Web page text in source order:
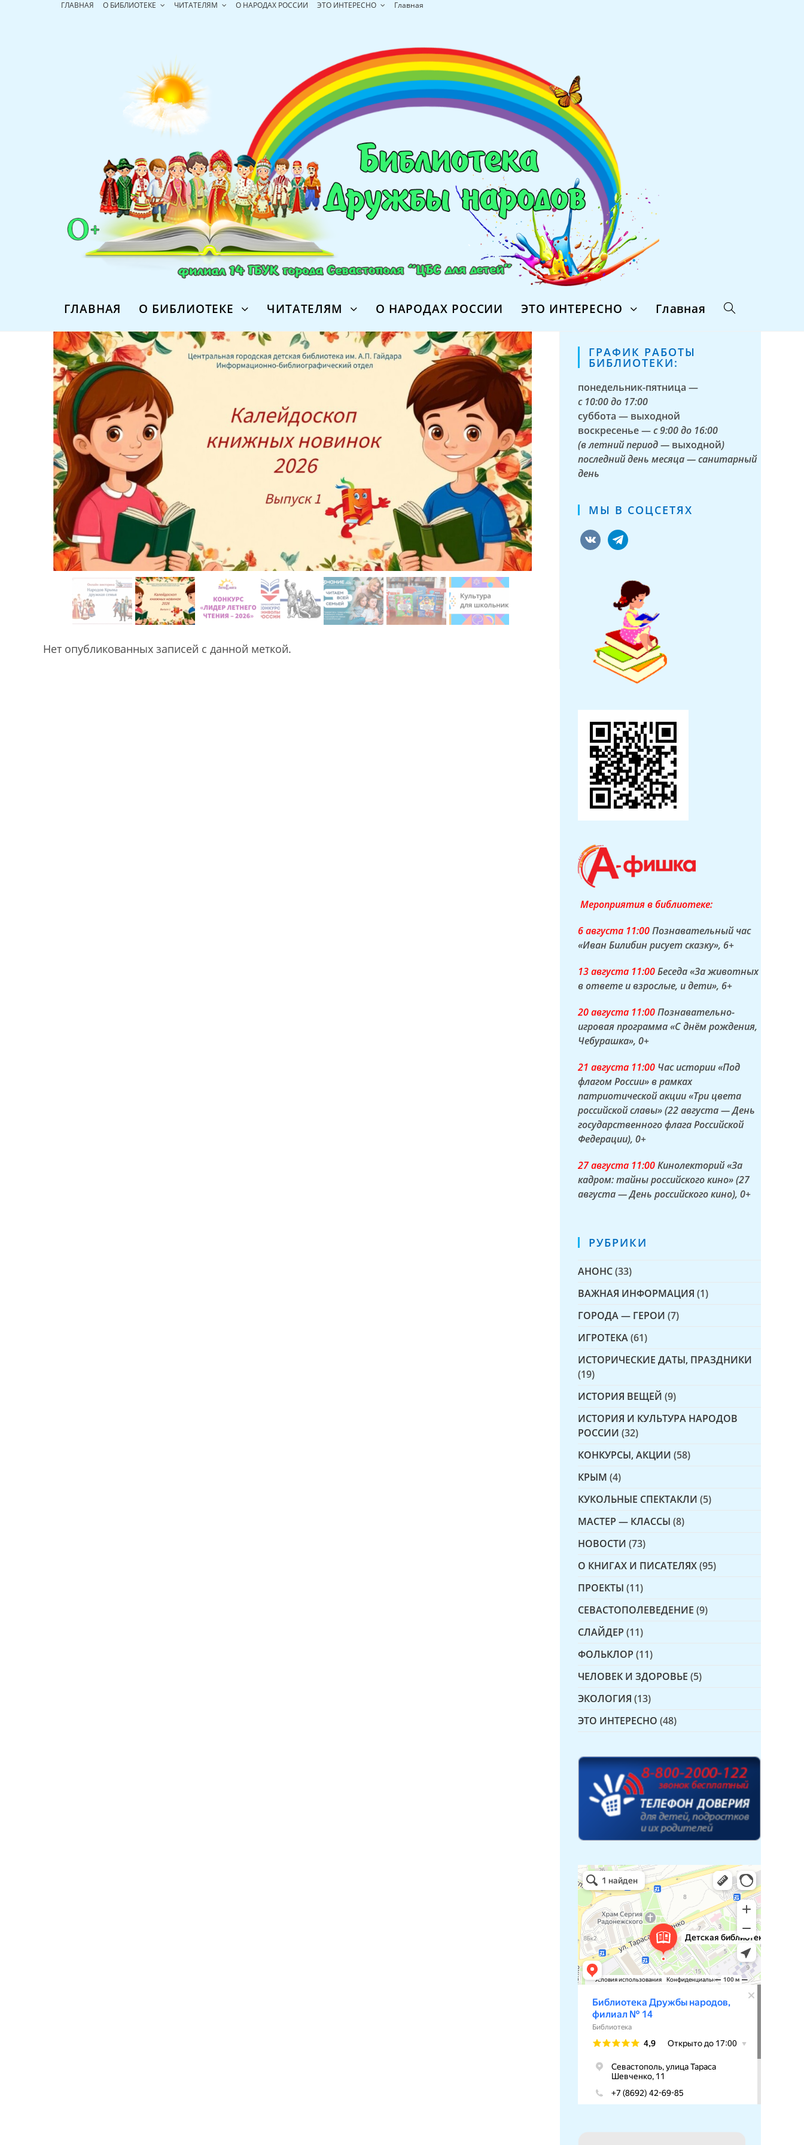
ГЛАВНАЯ О БИБЛИОТЕКЕ ЧИТАТЕЛЯМ О НАРОДАХ РОССИИ ЭТО ИНТЕРЕСНО Главная
ГЛАВНАЯ О БИБЛИОТЕКЕ ЧИТАТЕЛЯМ О НАРОДАХ РОССИИ ЭТО ИНТЕРЕСНО Главная
Нет опубликованных записей с данной меткой.
ГРАФИК РАБОТЫ
БИБЛИОТЕКИ:
понедельник-пятница —
с 10:00 до 17:00
суббота — выходной
воскресенье —с 9:00 до 16:00
(в летний период — выходной)
последний день месяца — санитарный
день
МЫ В СОЦСЕТЯХ
vkontaktetelegram
Мероприятия в библиотеке:
6 августа 11:00Познавательный час
«Иван Билибин рисует сказку», 6+
13 августа 11:00Беседа «За животных
в ответе и взрослые, и дети», 6+
20 августа 11:00Познавательно-
игровая программа «С днём рождения,
Чебурашка», 0+
21 августа 11:00 Час истории «Под
флагом России» в рамках
патриотической акции «Три цвета
российской славы» (22 августа — День
государственного флага Российской
Федерации), 0+
27 августа 11:00Кинолекторий «За
кадром: тайны российского кино» (27
августа — День российского кино), 0+
РУБРИКИ
АНОНС(33)
ВАЖНАЯ ИНФОРМАЦИЯ (1)
ГОРОДА — ГЕРОИ (7)
ИГРОТЕКА(61)
ИСТОРИЧЕСКИЕ ДАТЫ, ПРАЗДНИКИ
(19)
ИСТОРИЯ ВЕЩЕЙ (9)
ИСТОРИЯ И КУЛЬТУРА НАРОДОВ
РОССИИ (32)
КОНКУРСЫ, АКЦИИ (58)
КРЫМ (4)
КУКОЛЬНЫЕ СПЕКТАКЛИ (5)
МАСТЕР — КЛАССЫ (8)
НОВОСТИ (73)
О КНИГАХ И ПИСАТЕЛЯХ(95)
ПРОЕКТЫ (11)
СЕВАСТОПОЛЕВЕДЕНИЕ (9)
СЛАЙДЕР (11)
ФОЛЬКЛОР (11)
ЧЕЛОВЕК И ЗДОРОВЬЕ (5)
ЭКОЛОГИЯ (13)
ЭТО ИНТЕРЕСНО (48)
Детская библиотека № 14 Дружбы народов
Библиотека в Севастополе